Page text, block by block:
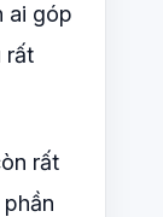
ai góp
rất
rất